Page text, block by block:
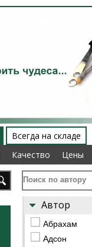
Качество Цены
Всегда на складе
Качество Цены
Поиск по автору
Автор
Абрахам
Адсон